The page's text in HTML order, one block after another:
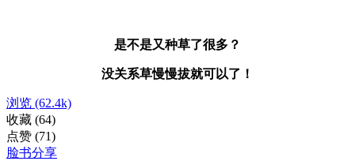
是不是又种草了很多？
没关系草慢慢拔就可以了！
浏览 (62.4k)
收藏 (64)
点赞 (71)
脸书分享